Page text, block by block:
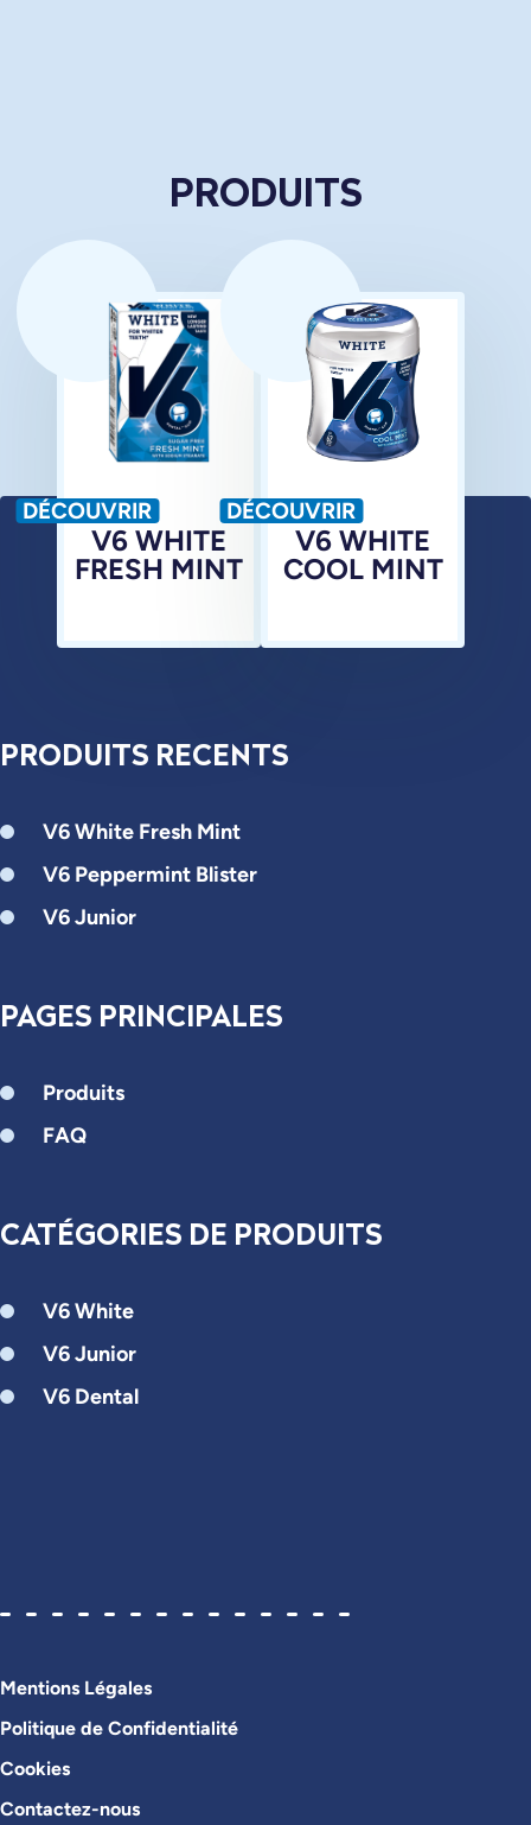
PRODUITS
V6 WHITE
FRESH MINT
DÉCOUVRIR
V6 WHITE
COOL MINT
DÉCOUVRIR
PRODUITS RECENTS
V6 White Fresh Mint
V6 Peppermint Blister
V6 Junior
PAGES PRINCIPALES
Produits
FAQ
CATÉGORIES DE PRODUITS
V6 White
V6 Junior
V6 Dental
Mentions Légales
Politique de Confidentialité
Cookies
Contactez-nous